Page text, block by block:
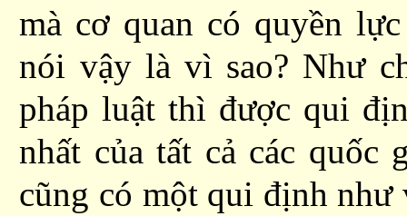
mà cơ quan có quyền
nói vậylà vì sao? Như
pháp luật thì được qui
nhất của tất cả các
cũng có một qui định như